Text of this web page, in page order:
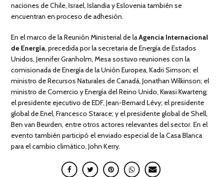
naciones de Chile, Israel, Islandia y Eslovenia también se
encuentran en proceso de adhesión.
En el marco de la Reunión Ministerial de laAgencia Internacional
de Energía, precedida por la secretaria de Energía de Estados
Unidos, Jennifer Granholm, Mesa sostuvo reuniones con la
comisionada de Energía de la Unión Europea, Kadri Simson; el
ministro de Recursos Naturales de Canadá, Jonathan Wilkinson; el
ministro de Comercio y Energía del Reino Unido, Kwasi Kwarteng;
el presidente ejecutivo de EDF, Jean-Bernard Lévy; el presidente
global de Enel, Francesco Starace; y el presidente global de Shell,
Ben van Beurden, entre otros actores relevantes del sector. En el
evento también participó el enviado especial de la Casa Blanca
para el cambio climático, John Kerry.